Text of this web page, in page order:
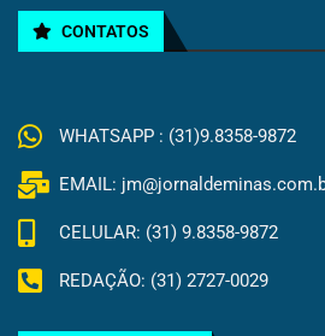
CONTATOS
WHATSAPP : (31)9.8358-9872
EMAIL:
CELULAR: (31) 9.8358-9872
REDAÇÃO: (31) 2727-0029